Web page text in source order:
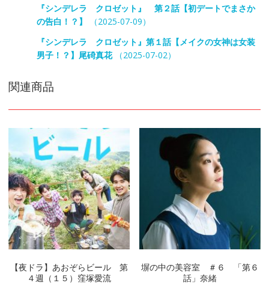
『シンデレラ クロゼット』 第２話【初デートでまさか
の告白！？】
（2025-07-09）
『シンデレラ クロゼット』第１話【メイクの女神は女装
男子！？】尾碕真花（2025-07-02）
関連商品
【夜ドラ】あおぞらビール 第
４週（１５）窪塚愛流
塀の中の美容室 ＃６ 「第６
話」奈緒